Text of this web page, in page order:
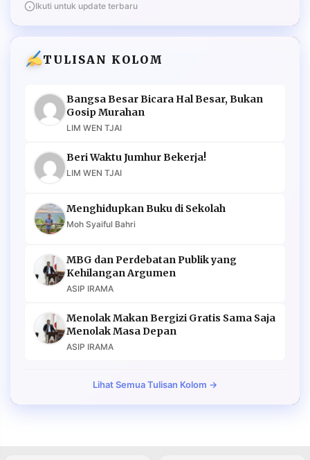
Ikuti untuk update terbaru
TULISAN KOLOM
Bangsa Besar Bicara Hal Besar, Bukan
Gosip Murahan
LIM WEN TJAI
Beri Waktu Jumhur Bekerja!
LIM WEN TJAI
Menghidupkan Buku di Sekolah
Moh Syaiful Bahri
MBG dan Perdebatan Publik yang
Kehilangan Argumen
ASIP IRAMA
Menolak Makan Bergizi Gratis Sama Saja
Menolak Masa Depan
ASIP IRAMA
Lihat Semua Tulisan Kolom →